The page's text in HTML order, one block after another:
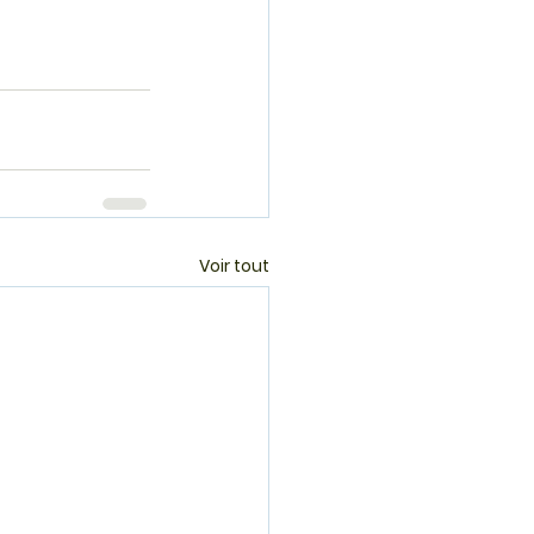
Voir tout